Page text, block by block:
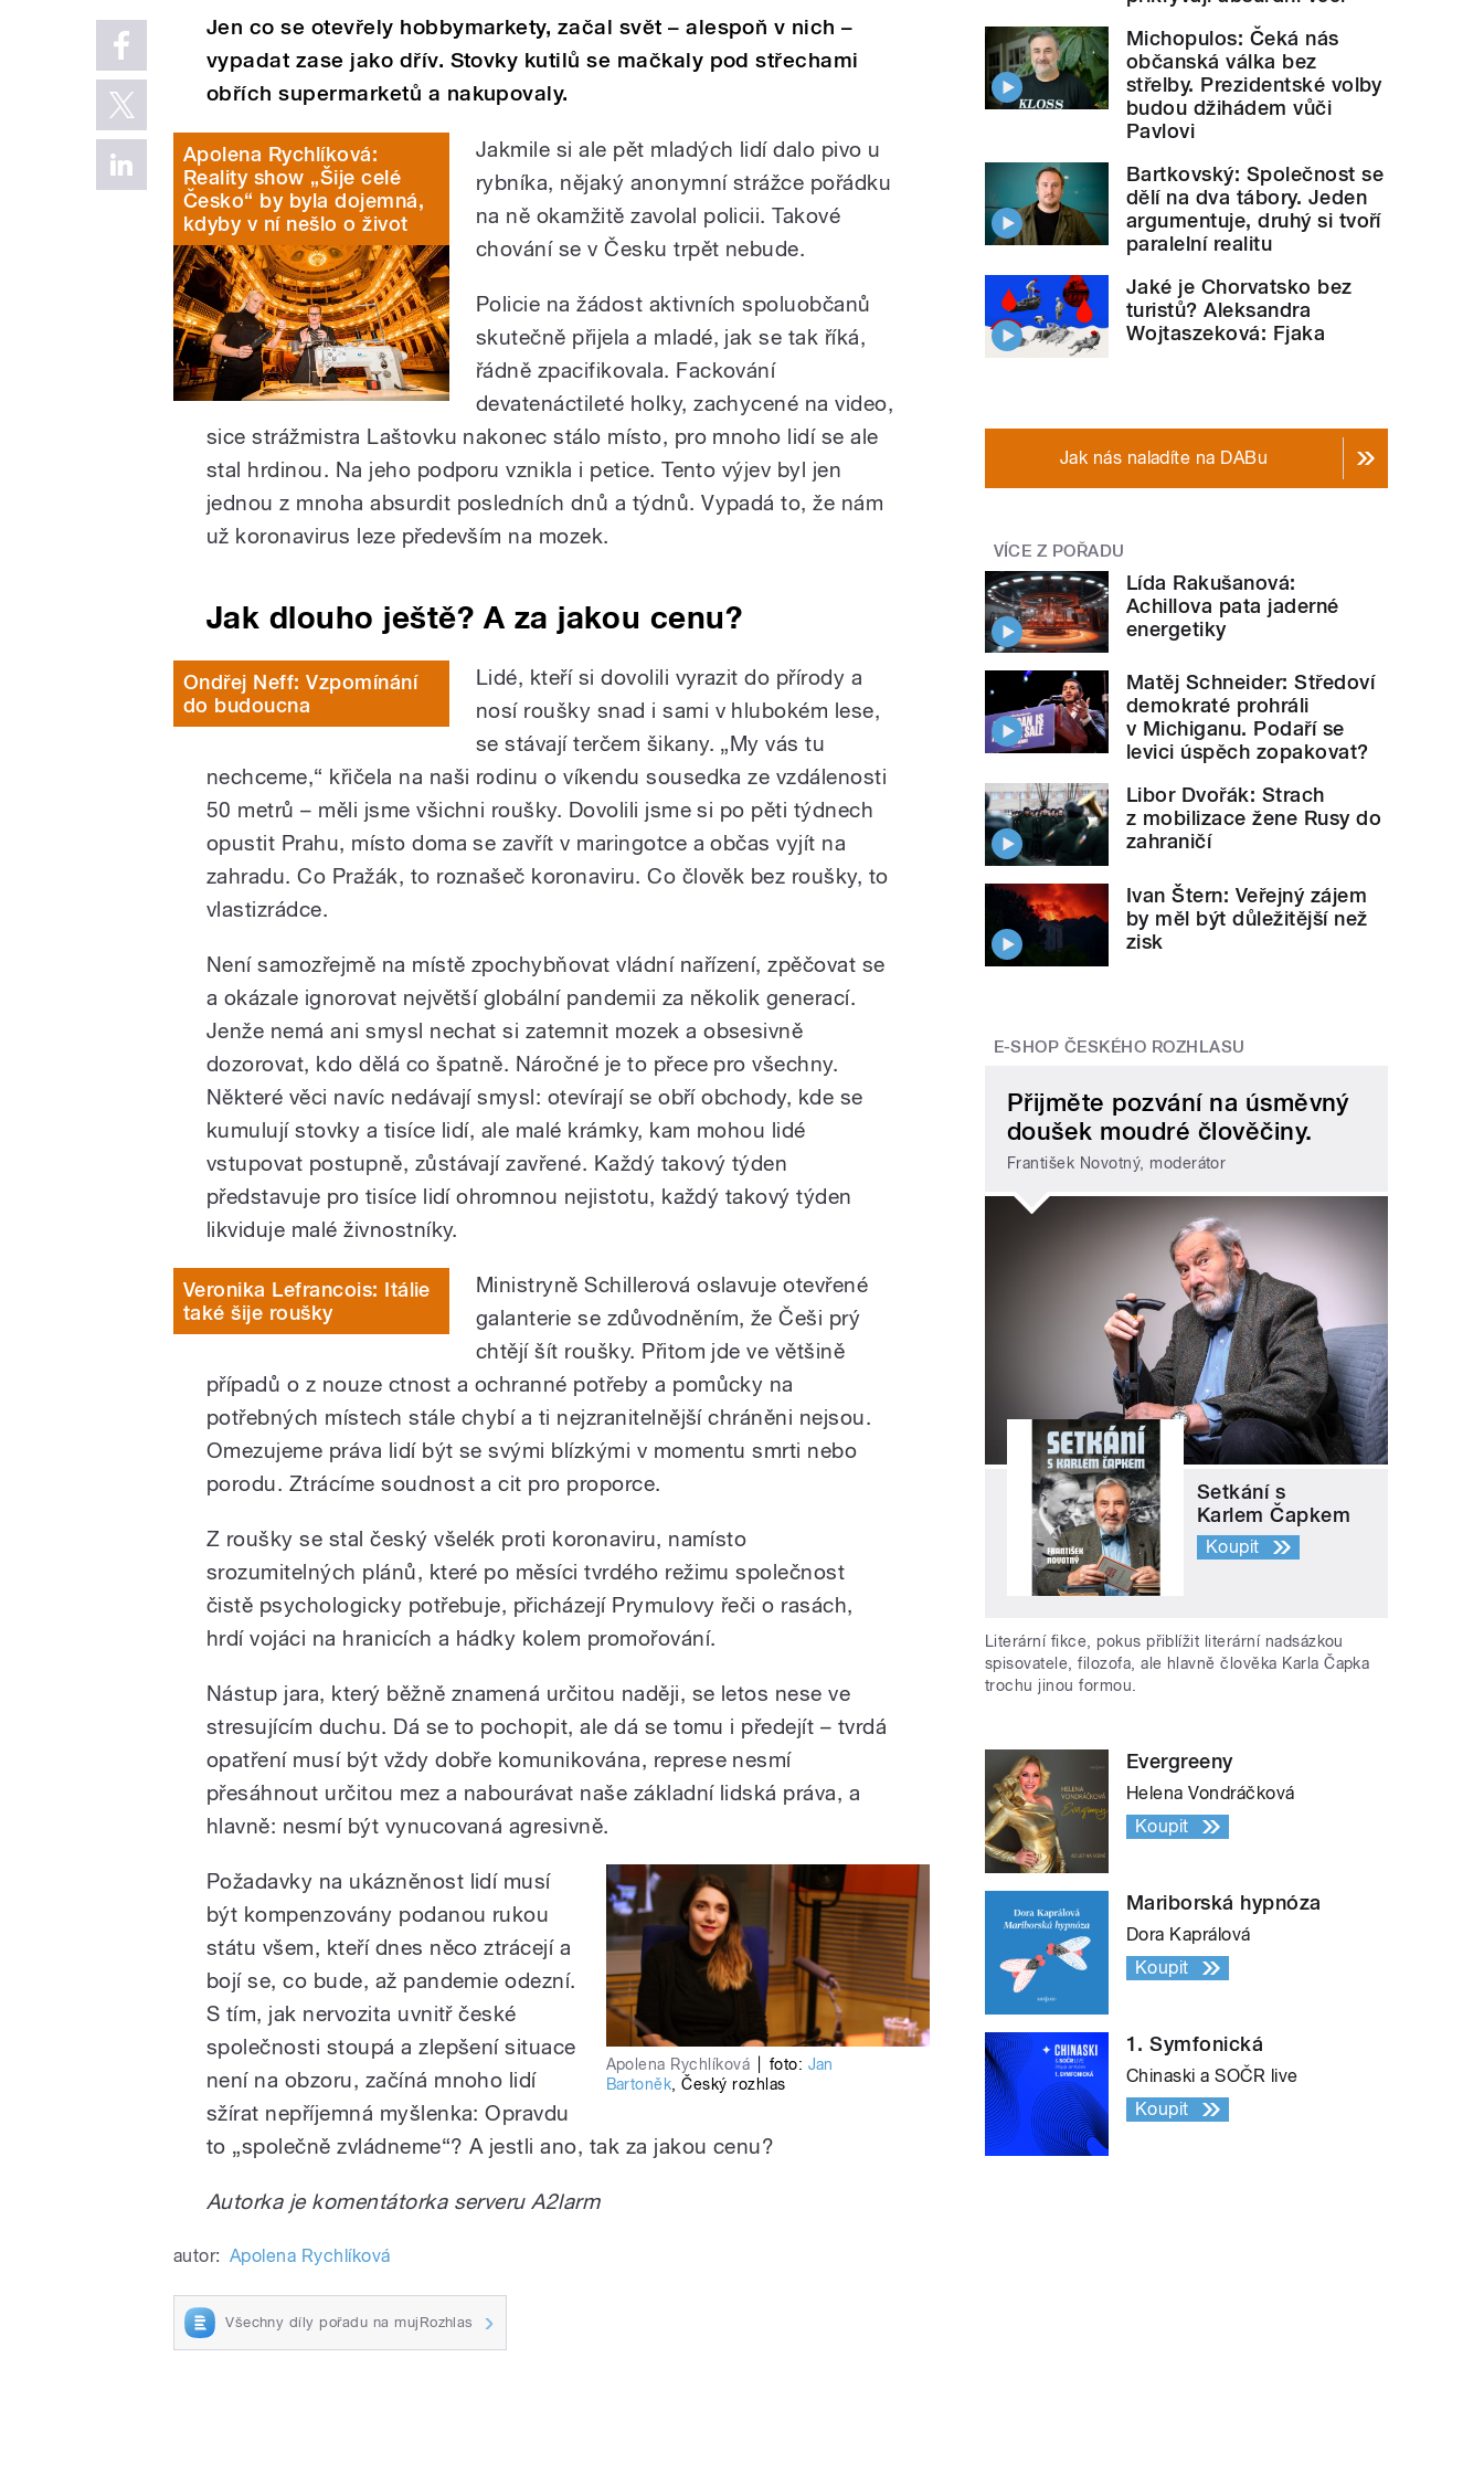
Jen co se otevřely hobbymarkety, začal svět – alespoň v nich –
vypadat zase jako dřív. Stovky kutilů se mačkaly pod střechami
obřích supermarketů a nakupovaly.
Apolena Rychlíková:
Reality show „Šije celé
Česko“ by byla dojemná,
kdyby v ní nešlo o život
Jakmile si ale pět mladých lidí dalo pivo u
rybníka, nějaký anonymní strážce pořádku
na ně okamžitě zavolal policii. Takové
chování se v Česku trpět nebude.
Policie na žádost aktivních spoluobčanů
skutečně přijela a mladé, jak se tak říká,
řádně zpacifikovala. Fackování
devatenáctileté holky, zachycené na video,
sice strážmistra Laštovku nakonec stálo místo, pro mnoho lidí se ale
stal hrdinou. Na jeho podporu vznikla i petice. Tento výjev byl jen
jednou z mnoha absurdit posledních dnů a týdnů. Vypadá to, že nám
už koronavirus leze především na mozek.
Jak dlouho ještě? A za jakou cenu?
Ondřej Neff: Vzpomínání
do budoucna
Lidé, kteří si dovolili vyrazit do přírody a
nosí roušky snad i sami v hlubokém lese,
se stávají terčem šikany. „My vás tu
nechceme,“ křičela na naši rodinu o víkendu sousedka ze vzdálenosti
50 metrů – měli jsme všichni roušky. Dovolili jsme si po pěti týdnech
opustit Prahu, místo doma se zavřít v maringotce a občas vyjít na
zahradu. Co Pražák, to roznašeč koronaviru. Co člověk bez roušky, to
vlastizrádce.
Není samozřejmě na místě zpochybňovat vládní nařízení, zpěčovat se
a okázale ignorovat největší globální pandemii za několik generací.
Jenže nemá ani smysl nechat si zatemnit mozek a obsesivně
dozorovat, kdo dělá co špatně. Náročné je to přece pro všechny.
Některé věci navíc nedávají smysl: otevírají se obří obchody, kde se
kumulují stovky a tisíce lidí, ale malé krámky, kam mohou lidé
vstupovat postupně, zůstávají zavřené. Každý takový týden
představuje pro tisíce lidí ohromnou nejistotu, každý takový týden
likviduje malé živnostníky.
Veronika Lefrancois: Itálie
také šije roušky
Ministryně Schillerová oslavuje otevřené
galanterie se zdůvodněním, že Češi prý
chtějí šít roušky. Přitom jde ve většině
případů o z nouze ctnost a ochranné potřeby a pomůcky na
potřebných místech stále chybí a ti nejzranitelnější chráněni nejsou.
Omezujeme práva lidí být se svými blízkými v momentu smrti nebo
porodu. Ztrácíme soudnost a cit pro proporce.
Z roušky se stal český všelék proti koronaviru, namísto
srozumitelných plánů, které po měsíci tvrdého režimu společnost
čistě psychologicky potřebuje, přicházejí Prymulovy řeči o rasách,
hrdí vojáci na hranicích a hádky kolem promořování.
Nástup jara, který běžně znamená určitou naději, se letos nese ve
stresujícím duchu. Dá se to pochopit, ale dá se tomu i předejít – tvrdá
opatření musí být vždy dobře komunikována, represe nesmí
přesáhnout určitou mez a nabourávat naše základní lidská práva, a
hlavně: nesmí být vynucovaná agresivně.
Apolena Rychlíková foto: Jan
Bartoněk,Český rozhlas
Požadavky na ukázněnost lidí musí
být kompenzovány podanou rukou
státu všem, kteří dnes něco ztrácejí a
bojí se, co bude, až pandemie odezní.
S tím, jak nervozita uvnitř české
společnosti stoupá a zlepšení situace
není na obzoru, začíná mnoho lidí
sžírat nepříjemná myšlenka: Opravdu
to „společně zvládneme“? A jestli ano, tak za jakou cenu?
Autorka je komentátorka serveru A2larm
autor: Apolena Rychlíková
Všechny díly pořadu na mujRozhlas
Michopulos: Čeká nás
občanská válka bez
střelby. Prezidentské volby
budou džihádem vůči
Pavlovi
Bartkovský: Společnost se
dělí na dva tábory. Jeden
argumentuje, druhý si tvoří
paralelní realitu
Jaké je Chorvatsko bez
turistů? Aleksandra
Wojtaszeková: Fjaka
Jak nás naladíte na DABu
VÍCE Z POŘADU
Lída Rakušanová:
Achillova pata jaderné
energetiky
Matěj Schneider: Středoví
demokraté prohráli
v Michiganu. Podaří se
levici úspěch zopakovat?
Libor Dvořák: Strach
z mobilizace žene Rusy do
zahraničí
Ivan Štern: Veřejný zájem
by měl být důležitější než
zisk
E-SHOP ČESKÉHO ROZHLASU
Přijměte pozvání na úsměvný
doušek moudré člověčiny.
František Novotný, moderátor
Setkání s
Karlem Čapkem
Koupit
Literární fikce, pokus přiblížit literární nadsázkou
spisovatele, filozofa, ale hlavně člověka Karla Čapka
trochu jinou formou.
Evergreeny
Helena Vondráčková
Koupit
Mariborská hypnóza
Dora Kaprálová
Koupit
1. Symfonická
Chinaski a SOČR live
Koupit